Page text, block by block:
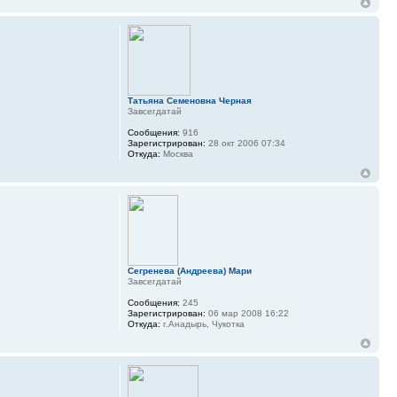
Татьяна Семеновна Черная
Завсегдатай
Сообщения: 916
Зарегистрирован: 28 окт 2006 07:34
Откуда: Москва
Сегренева (Андреева) Мари
Завсегдатай
Сообщения: 245
Зарегистрирован: 06 мар 2008 16:22
Откуда: г.Анадырь, Чукотка